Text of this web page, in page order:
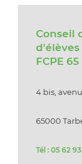
Conseil
d'élèves
FCPE 65
4 bis,
65000
Tél : 05 62